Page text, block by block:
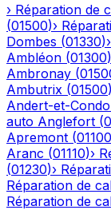
› Réparation de
(01500)›
Dombes (01330)›
Ambléon (01300)
Ambronay (
Ambutrix (01500)
Andert-et-
auto Anglefort (
Apremont (01100
Aranc (01110)›
(01230)›
Réparation de
Réparation de